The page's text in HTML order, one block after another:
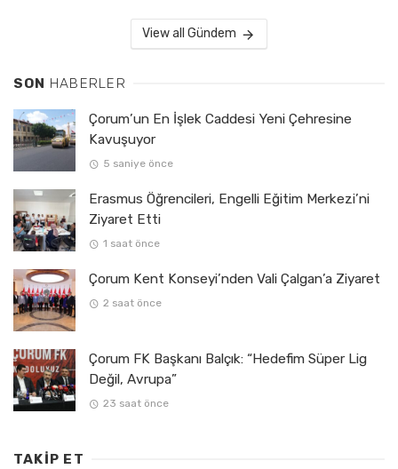
View all Gündem
SON HABERLER
Çorum’un En İşlek Caddesi Yeni Çehresine
Kavuşuyor
5 saniye önce
Erasmus Öğrencileri, Engelli Eğitim Merkezi’ni
Ziyaret Etti
1 saat önce
Çorum Kent Konseyi’nden Vali Çalgan’a Ziyaret
2 saat önce
Çorum FK Başkanı Balçık: “Hedefim Süper Lig
Değil, Avrupa”
23 saat önce
TAKIP ET